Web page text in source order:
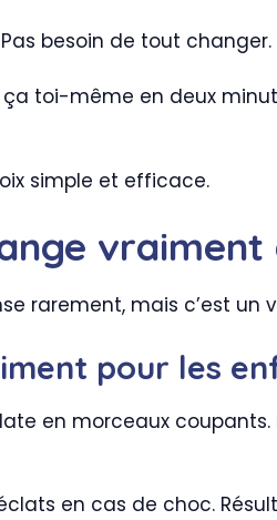
besoin de tout changer.
toi-même en deux
simple et efficace.
vraiment
rarement, mais c’est un
pour les
en morceaux coupants.
en cas de choc.